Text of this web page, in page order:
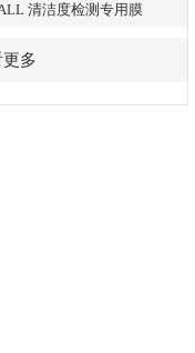
清洁度检测专用膜
多